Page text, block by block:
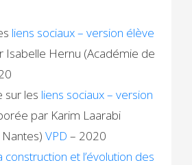
liens sociaux – version élève
Isabelle Hernu (Académie de
sur les liens sociaux – version
par Karim Laarabi
Nantes)VPD – 2020
construction et l’évolution des